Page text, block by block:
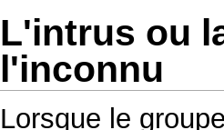
L'intrus ou
l'inconnu
Lorsque le